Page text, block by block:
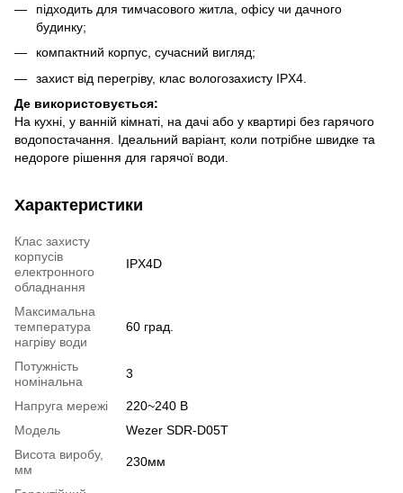
підходить для тимчасового житла, офісу чи дачного
будинку;
компактний корпус, сучасний вигляд;
захист від перегріву, клас вологозахисту IPX4.
Де використовується:
На кухні, у ванній кімнаті, на дачі або у квартирі без гарячого
водопостачання. Ідеальний варіант, коли потрібне швидке та
недороге рішення для гарячої води.
Характеристики
Клас захисту
корпусів
електронного
обладнання
IPX4D
Максимальна
температура
нагріву води
60 град.
Потужність
номінальна
3
Напруга мережі
220~240 В
Модель
Wezer SDR-D05T
Висота виробу,
мм
230мм